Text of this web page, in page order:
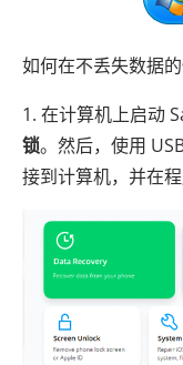
如何在不丢失数据
1. 在计算机上启动
锁。然后，使用
接到计算机，并在